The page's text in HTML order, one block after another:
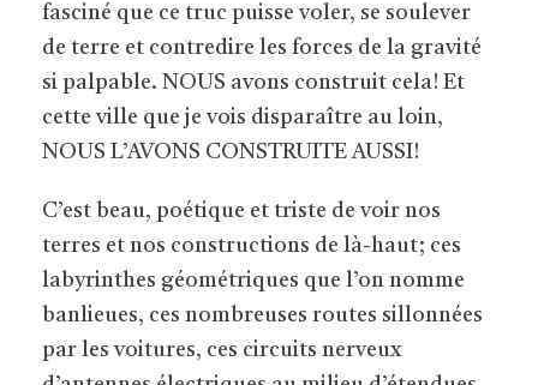
fasciné que ce truc puisse voler, se soulever
de terre et contredire les forces de la gravité
si palpable. NOUS avons construit cela! Et
cette ville que je vois disparaître au loin,
NOUS L’AVONS CONSTRUITE AUSSI!
C’est beau, poétique et triste de voir nos
terres et nos constructions de là-haut; ces
labyrinthes géométriques que l’on nomme
banlieues, ces nombreuses routes sillonnées
par les voitures, ces circuits nerveux